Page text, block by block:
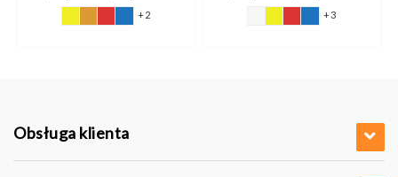
od
+2
od
+3
Obsługa klienta